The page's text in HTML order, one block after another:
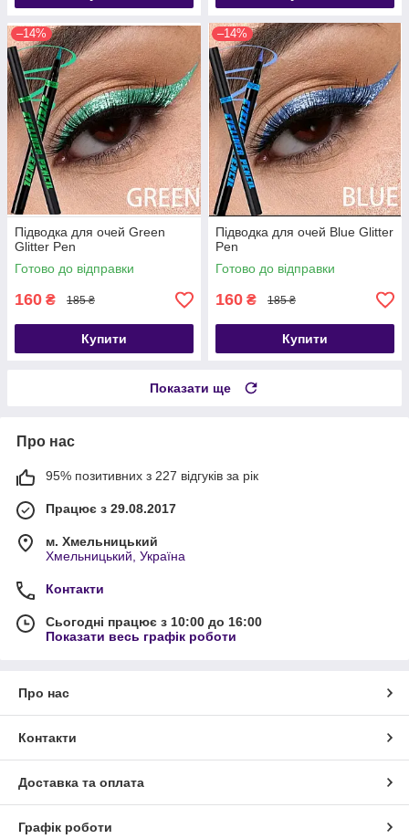
–14%
Підводка для очей Green
Glitter Pen
Готово до відправки
160 ₴ 185 ₴
Купити
–14%
Підводка для очей Blue Glitter
Pen
Готово до відправки
160 ₴ 185 ₴
Купити
Показати ще
Про нас
95% позитивних з 227 відгуків за рік
Працює з 29.08.2017
м. Хмельницький
Хмельницький, Україна
Контакти
Сьогодні працює з 10:00 до 16:00
Показати весь графік роботи
Про нас
Контакти
Доставка та оплата
Графік роботи